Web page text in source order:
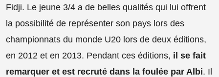
Fidji. Le jeune 3/4 a de belles qualités qui lui offrent
la possibilité de représenter son pays lors des
championnats du monde U20 lors de deux éditions,
en 2012 et en 2013. Pendant ces éditions, il se fait
remarquer et est recruté dans la foulée par Albi. Il